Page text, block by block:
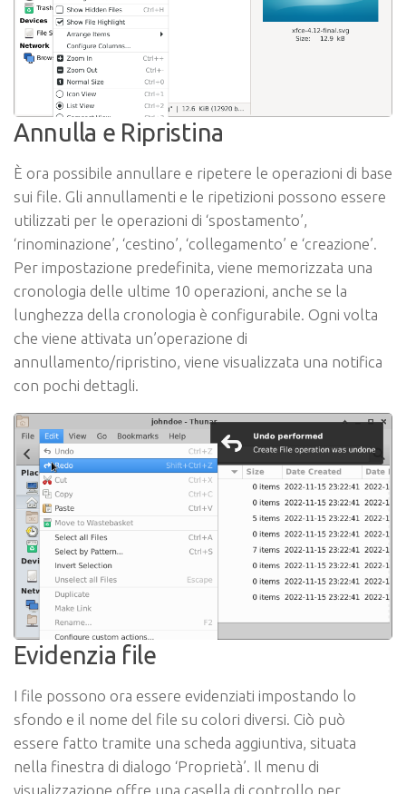
Annulla e Ripristina
È ora possibile annullare e ripetere le operazioni di base
sui file. Gli annullamenti e le ripetizioni possono essere
utilizzati per le operazioni di ‘spostamento’,
‘rinominazione’, ‘cestino’, ‘collegamento’ e ‘creazione’.
Per impostazione predefinita, viene memorizzata una
cronologia delle ultime 10 operazioni, anche se la
lunghezza della cronologia è configurabile. Ogni volta
che viene attivata un’operazione di
annullamento/ripristino, viene visualizzata una notifica
con pochi dettagli.
Evidenzia file
I file possono ora essere evidenziati impostando lo
sfondo e il nome del file su colori diversi. Ciò può
essere fatto tramite una scheda aggiuntiva, situata
nella finestra di dialogo ‘Proprietà’. Il menu di
visualizzazione offre una casella di controllo per